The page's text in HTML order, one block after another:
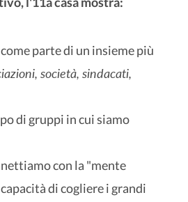
parte di un insieme più
società, sindacati,
di gruppi in cui siamo
con la "mente
di cogliere i grandi